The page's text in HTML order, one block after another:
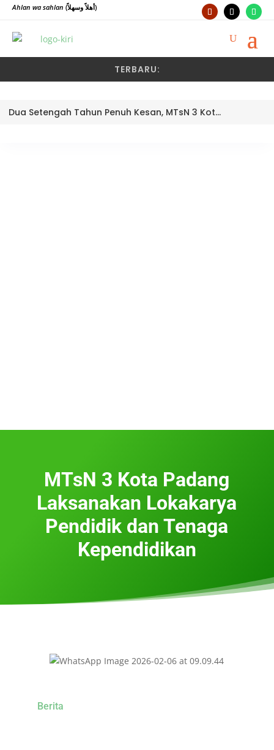
Ahlan wa sahlan (أهلاً وسهلاً)
TERBARU:
Dua Setengah Tahun Penuh Kesan, MTsN 3 Kota Padang Lepas Pengawas Pembina Dra. Nayusminar Nasrun
MTsN 3 Kota Padang
Laksanakan Lokakarya
Pendidik dan Tenaga
Kependidikan
Berita